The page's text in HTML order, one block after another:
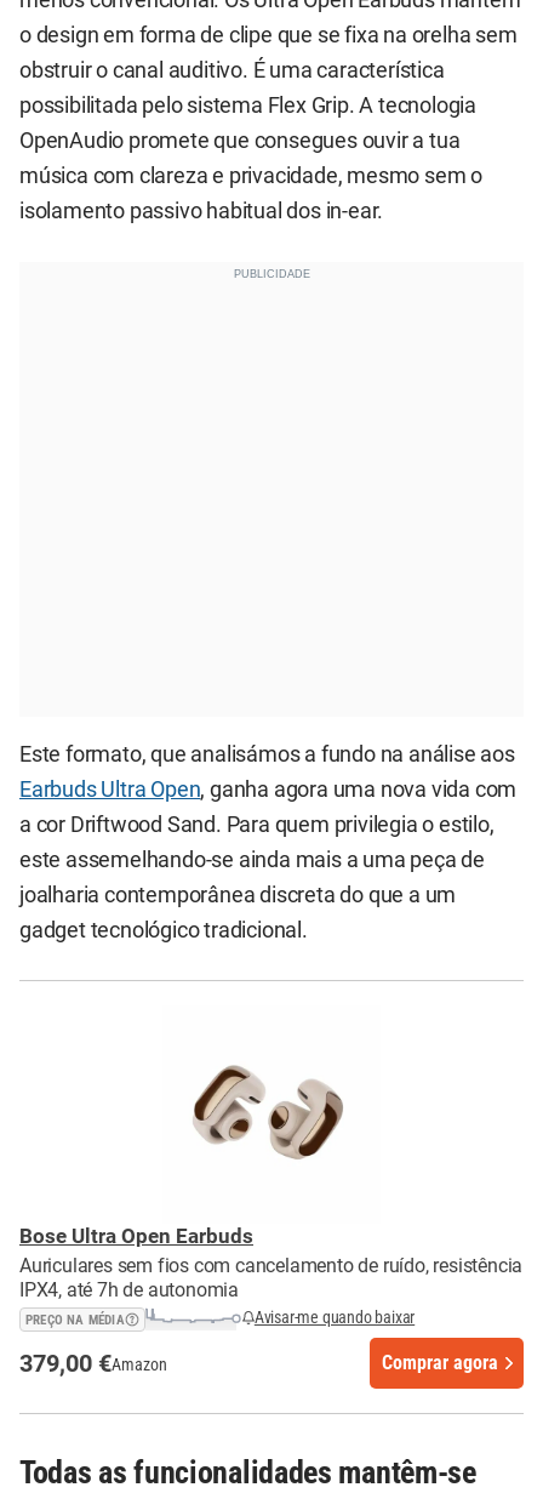
o design em forma de clipe que se fixa na orelha sem
obstruir o canal auditivo. É uma característica
possibilitada pelo sistema Flex Grip. A tecnologia
OpenAudio promete que consegues ouvir a tua
música com clareza e privacidade, mesmo sem o
isolamento passivo habitual dos in-ear.
Este formato, que analisámos a fundo na análise aos
Earbuds Ultra Open, ganha agora uma nova vida com
a cor Driftwood Sand. Para quem privilegia o estilo,
este assemelhando-se ainda mais a uma peça de
joalharia contemporânea discreta do que a um
gadget tecnológico tradicional.
Bose Ultra Open Earbuds
Auriculares sem fios com cancelamento de ruído, resistência
IPX4, até 7h de autonomia
PREÇO NA MÉDIA Avisar-me quando baixar
379,00 €Amazon Comprar agora
Todas as funcionalidades mantêm-se